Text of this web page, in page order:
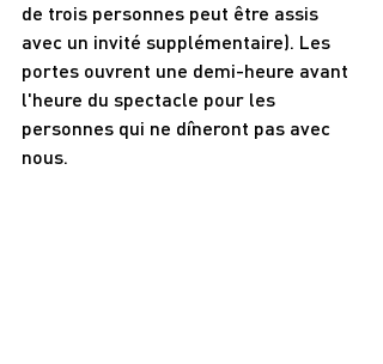
de trois personnes peut être assis
avec un invité supplémentaire). Les
portes ouvrent une demi-heure avant
l'heure du spectacle pour les
personnes qui ne dîneront pas avec
nous.